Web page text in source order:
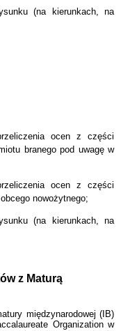
(na kierunkach, na
ocen z części
branego pod uwagę w
ocen z części
nowożytnego;
(na kierunkach, na
z Maturą
międzynarodowej (IB)
Organization w